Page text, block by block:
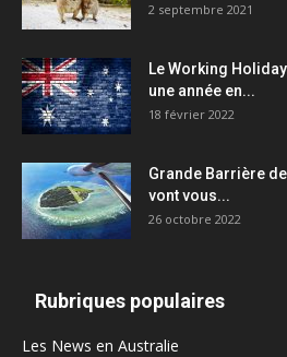
2 septembre 2021
Le Working
une année en...
18 février 2022
Grande Barrière
vont vous...
26 octobre 2022
Rubriques populaires
Les News en Australie